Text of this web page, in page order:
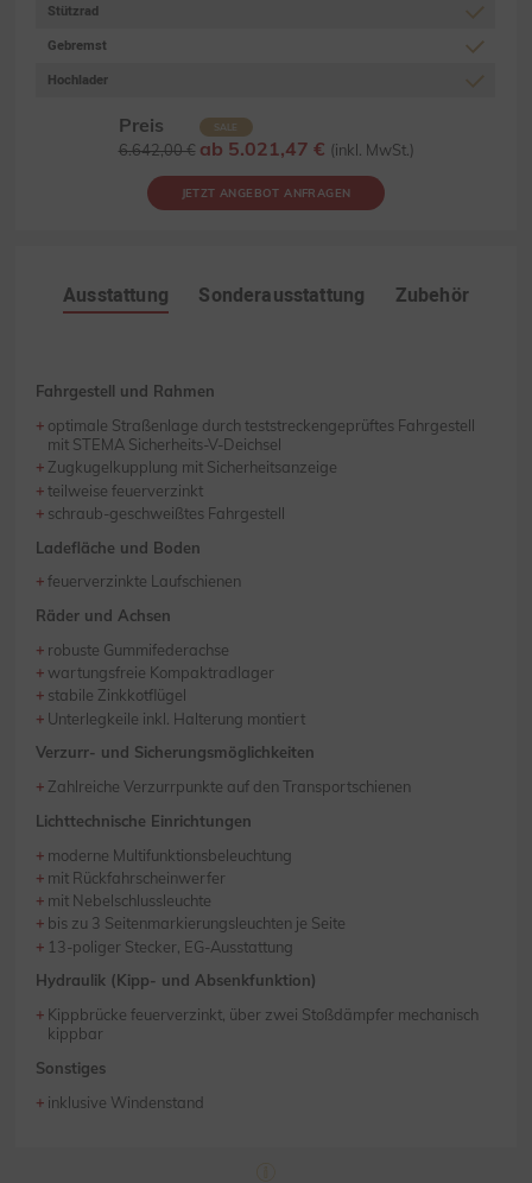
Stützrad
Gebremst
Hochlader
Preis SALE
6.642,00 €ab 5.021,47 € (inkl. MwSt.)
JETZT ANGEBOT ANFRAGEN
Ausstattung Sonderausstattung Zubehör
Fahrgestell und Rahmen
optimale Straßenlage durch teststreckengeprüftes Fahrgestell
mit STEMA Sicherheits-V-Deichsel
Zugkugelkupplung mit Sicherheitsanzeige
teilweise feuerverzinkt
schraub-geschweißtes Fahrgestell
Ladefläche und Boden
feuerverzinkte Laufschienen
Räder und Achsen
robuste Gummifederachse
wartungsfreie Kompaktradlager
stabile Zinkkotflügel
Unterlegkeile inkl. Halterung montiert
Verzurr- und Sicherungsmöglichkeiten
Zahlreiche Verzurrpunkte auf den Transportschienen
Lichttechnische Einrichtungen
moderne Multifunktionsbeleuchtung
mit Rückfahrscheinwerfer
mit Nebelschlussleuchte
bis zu 3 Seitenmarkierungsleuchten je Seite
13-poliger Stecker, EG-Ausstattung
Hydraulik (Kipp- und Absenkfunktion)
Kippbrücke feuerverzinkt, über zwei Stoßdämpfer mechanisch
kippbar
Sonstiges
inklusive Windenstand